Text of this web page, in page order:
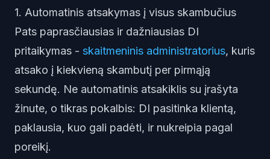
1. Automatinis atsakymas į visus skambučius
Pats paprasčiausias ir dažniausias DI
pritaikymas - skaitmeninis administratorius, kuris
atsako į kiekvieną skambutį per pirmąją
sekundę. Ne automatinis atsakiklis su įrašyta
žinute, o tikras pokalbis: DI pasitinka klientą,
paklausia, kuo gali padėti, ir nukreipia pagal
poreikį.